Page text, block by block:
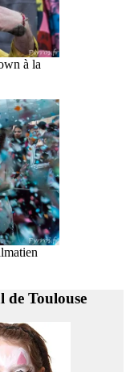
à la
de Toulouse